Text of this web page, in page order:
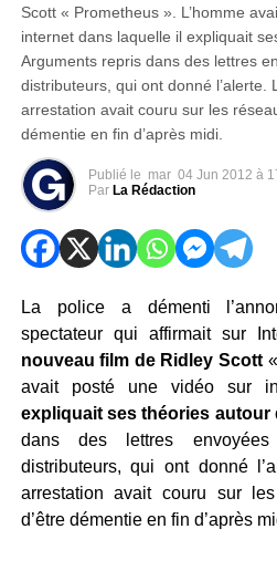
Scott « Prometheus ». L’homme
internet dans laquelle il expliquait
Arguments repris dans des lettres
distributeurs, qui ont donné l’alerte.
arrestation avait couru sur les
démentie en fin d’après midi.
Publié le mar 04 Jun 2012 à
Par La Rédaction
La police a démenti
spectateur qui affirmait sur
nouveau film de Ridley Scott
avait posté une vidéo sur
expliquait ses théories autour
dans des lettres
distributeurs, qui ont donné
arrestation avait couru sur
d’être démentie en fin d’après